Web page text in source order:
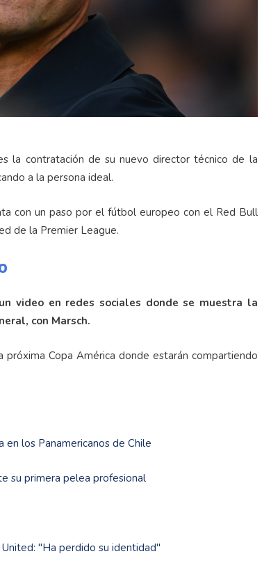
la contratación de su nuevo director técnico de la
a la persona ideal.
con un paso por el fútbol europeo con el Red Bull
de la Premier League.
video en redes sociales donde se muestra la
con Marsch.
Copa América donde estarán compartiendo
los Panamericanos de Chile
su primera pelea profesional
"Ha perdido su identidad"